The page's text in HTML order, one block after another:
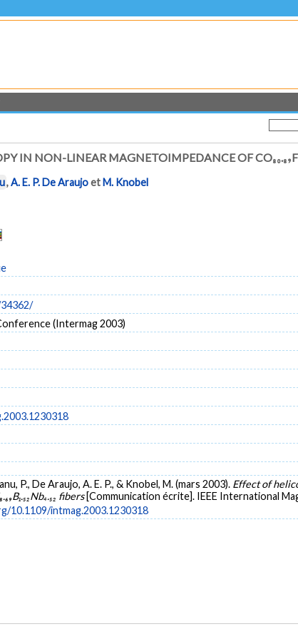
NON-LINEAR MAGNETOIMPEDANCE OF
,A. E. P. De AraujoetM. Knobel
(Intermag 2003)
P., De Araujo, A. E. P., & Knobel, M. (mars 2003). Effect of
fibers [Communication écrite]. IEEE International
10.1109/intmag.2003.1230318